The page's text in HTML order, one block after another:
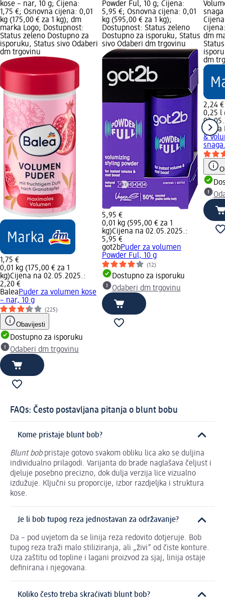
kose – nar, 10 g; Cijena:
1,75 €; Osnovna cijena: 0,01
kg (175,00 € za 1 kg); dm
marka Logo; Dostupnost:
Status zeleno Dostupno za
isporuku, Status sivo Odaberi
dm trgovinu
1,75 €
0,01 kg (175,00 € za 1
kg)Cijena na 02.05.2025.:
2,20 €
BaleaPuder za volumen kose
– nar, 10 g
(225)
Obavijesti
Dostupno za isporuku
Odaberi dm trgovinu
Powder Ful, 10 g; Cijena:
5,95 €; Osnovna cijena: 0,01
kg (595,00 € za 1 kg);
Dostupnost: Status zeleno
Dostupno za isporuku, Status
sivo Odaberi dm trgovinu
5,95 €
0,01 kg (595,00 € za 1
kg)Cijena na 02.05.2025.:
5,95 €
got2bPuder za volumen
Powder Ful, 10 g
(12)
Dostupno za isporuku
Odaberi dm trgovinu
dm
dm
2,24 €
0,25 l
Balea
&
FAQs: Često postavljana pitanja o blunt bobu
Kome pristaje blunt bob?
Blunt bobpristaje gotovo svakom obliku lica ako se duljina
individualno prilagodi. Varijanta do brade naglašava čeljust i
djeluje posebno precizno, dok dulja verzija lice vizualno
izdužuje. Ključni su proporcije, izbor razdjeljka i struktura
kose.
Je li bob tupog reza jednostavan za održavanje?
Da – pod uvjetom da se linija reza redovito dotjeruje. Bob
tupog reza traži malo stiliziranja, ali „živi” od čiste konture.
Uza zaštitu od topline i lagani proizvod za sjaj, linija ostaje
definirana i njegovana.
Koliko često treba skraćivati blunt bob?